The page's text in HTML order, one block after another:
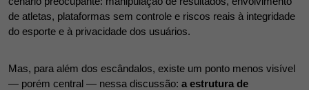
de atletas, plataformas sem controle e riscos reais à integridade
do esporte e à privacidade dos usuários.
Mas, para além dos escândalos, existe um ponto menos visível
— porém central — nessa discussão: a estrutura de